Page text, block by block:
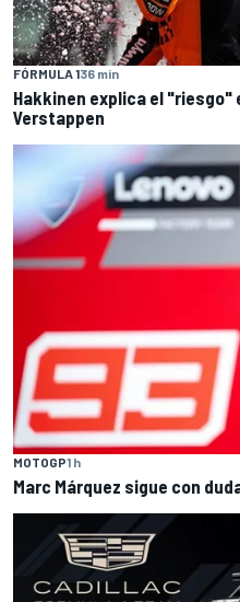
FÓRMULA 136 min
Hakkinen explica el "riesgo"
Verstappen
MOTOGP1 h
Marc Márquez sigue con